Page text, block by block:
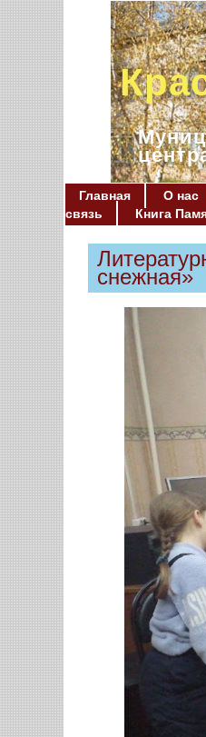
Главная О нас
связь
Книга
снежная»